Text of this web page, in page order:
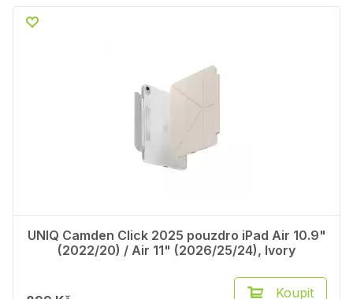
UNIQ Camden Click 2025 pouzdro iPad Air 10.9"
(2022/20) / Air 11" (2026/25/24), Ivory
Koupit